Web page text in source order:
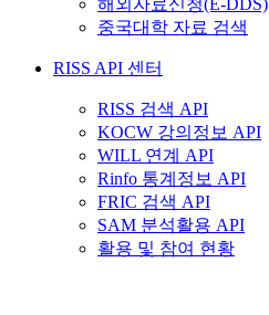
해외자료신청(E-DDS)
중국대학 자료 검색
RISS API 센터
RISS 검색 API
KOCW 강의정보 API
WILL 연계 API
Rinfo 통계정보 API
FRIC 검색 API
SAM 분석활용 API
활용 및 참여 현황